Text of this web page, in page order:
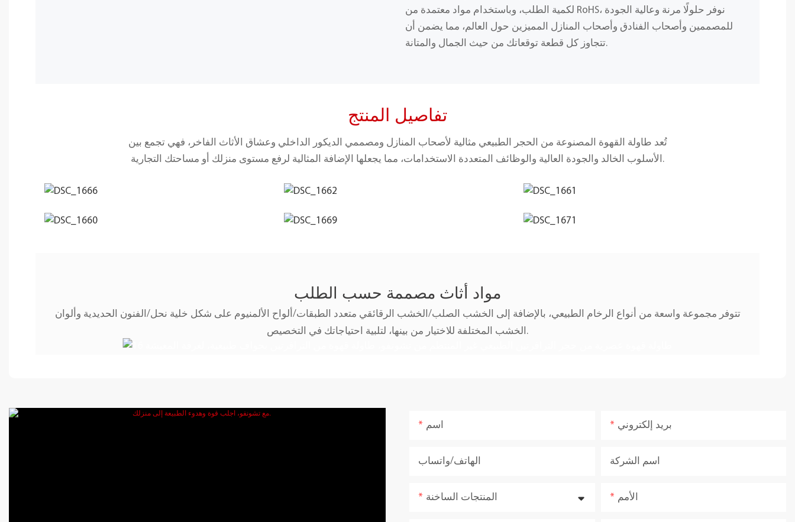
لكمية الطلب، وباستخدام مواد معتمدة من RoHS، نوفر حلولًا مرنة وعالية الجودة
للمصممين وأصحاب الفنادق وأصحاب المنازل المميزين حول العالم، مما يضمن أن
تتجاوز كل قطعة توقعاتك من حيث الجمال والمتانة.
تفاصيل المنتج
تُعد طاولة القهوة المصنوعة من الحجر الطبيعي مثالية لأصحاب المنازل ومصممي الديكور الداخلي وعشاق الأثاث الفاخر، فهي تجمع بين
الأسلوب الخالد والجودة العالية والوظائف المتعددة الاستخدامات، مما يجعلها الإضافة المثالية لرفع مستوى منزلك أو مساحتك التجارية.
مواد أثاث مصممة حسب الطلب
تتوفر مجموعة واسعة من أنواع الرخام الطبيعي، بالإضافة إلى الخشب الصلب/الخشب الرقائقي متعدد الطبقات/ألواح الألمنيوم على شكل خلية نحل/الفنون الحديدية وألوان
الخشب المختلفة للاختيار من بينها، لتلبية احتياجاتك في التخصيص.
اسم بريد إلكتروني
الهاتف/واتساب اسم الشركة
المنتجات الساخنة الأمم